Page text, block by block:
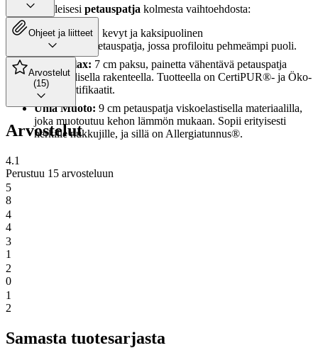
Valitse mieleisesi petauspatja kolmesta vaihtoehdosta:
Unia Pronssi:
kevyt ja kaksipuolinen
vaahtomuovipetauspatja, jossa profiloitu pehmeämpi puoli.
Unia Relax: 7 cm paksu, painetta vähentävä petauspatja
kaksipuolisella rakenteella. Tuotteella on CertiPUR®- ja Öko-
Tex®-sertifikaatit.
Unia Muoto: 9 cm petauspatja viskoelastisella materiaalilla,
joka muotoutuu kehon lämmön mukaan. Sopii erityisesti
herkille nukkujille, ja sillä on Allergiatunnus®.
Ohjeet ja liitteet
Arvostelut
(15)
Arvostelut
4.1
Perustuu 15 arvosteluun
5
8
4
4
3
1
2
0
1
2
Samasta tuotesarjasta